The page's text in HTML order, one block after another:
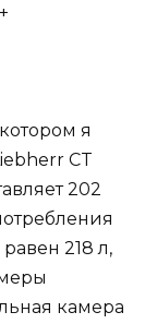
я
CT
202
218 л,
камера